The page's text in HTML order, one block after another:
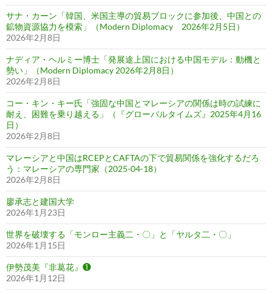
サナ・カーン「韓国、米国主導の貿易ブロックに参加後、中国との
鉱物資源協力を模索」（Modern Diplomacy 2026年2月5日）
2026年2月8日
ナディア・ヘルミー博士「発展途上国における中国モデル：動機と
勢い」（Modern Diplomacy 2026年2月8日）
2026年2月8日
コー・キン・キー氏「強固な中国とマレーシアの関係は時の試練に
耐え、困難を乗り越える」（『グローバルタイムズ』2025年4月16
日）
2026年2月8日
マレーシアと中国はRCEPとCAFTAの下で貿易関係を強化するだろ
う：マレーシアの専門家（2025-04-18）
2026年2月8日
廖承志と建国大学
2026年1月23日
世界を破壊する「モンロー主義二・〇」と「ヤルタ二・〇」
2026年1月15日
伊勢茂美『非葛花』❶
2026年1月12日